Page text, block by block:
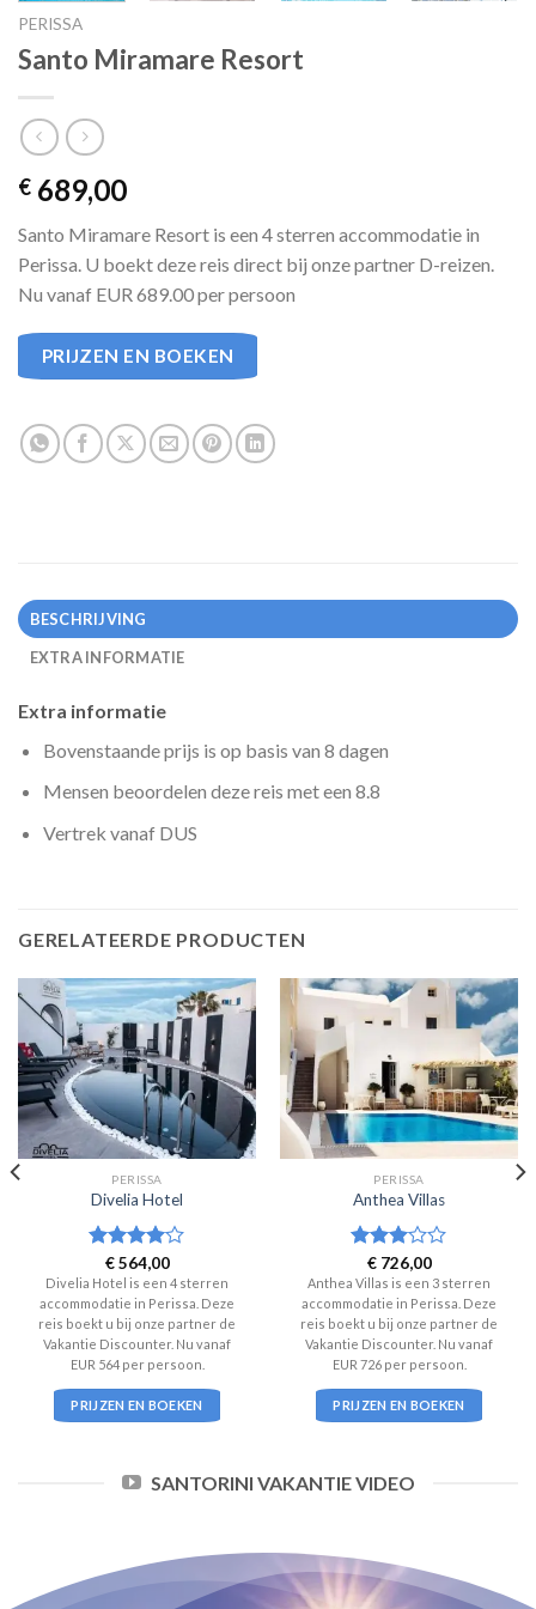
PERISSA
Santo Miramare Resort
€ 689,00
Santo Miramare Resort is een 4 sterren accommodatie in
Perissa. U boekt deze reis direct bij onze partner D-reizen.
Nu vanaf EUR 689.00 per persoon
PRIJZEN EN BOEKEN
BESCHRIJVING
EXTRA INFORMATIE
Extra informatie
Bovenstaande prijs is op basis van 8 dagen
Mensen beoordelen deze reis met een 8.8
Vertrek vanaf DUS
GERELATEERDE PRODUCTEN
PERISSA
Divelia Hotel
Waardering
4uit 5
€564,00
Divelia Hotel is een 4 sterren
accommodatie in Perissa. Deze
reis boekt u bij onze partner de
Vakantie Discounter. Nu vanaf
EUR 564 per persoon.
PRIJZEN EN BOEKEN
PERISSA
Anthea Villas
Waardering
3uit 5
€726,00
Anthea Villas is een 3 sterren
accommodatie in Perissa. Deze
reis boekt u bij onze partner de
Vakantie Discounter. Nu vanaf
EUR 726 per persoon.
PRIJZEN EN BOEKEN
SANTORINI VAKANTIE VIDEO